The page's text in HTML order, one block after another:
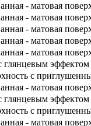
- матовая
- матовая
- матовая
- матовая
- матовая
глянцевым эффектом
с
- матовая
глянцевым эффектом
с
- матовая